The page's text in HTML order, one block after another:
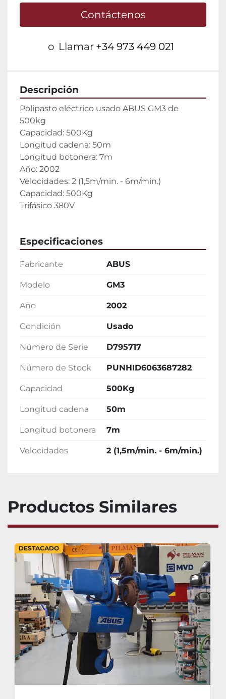
Contáctenos
o Llamar +34 973 449 021
Descripción
Polipasto eléctrico usado ABUS GM3 de
500kg
Capacidad: 500Kg
Longitud cadena: 50m
Longitud botonera: 7m
Año: 2002
Velocidades: 2 (1,5m/min. - 6m/min.)
Capacidad: 500Kg
Trifásico 380V
Especificaciones
Fabricante ABUS
Modelo GM3
Año 2002
Condición Usado
Número de Serie D795717
Número de Stock PUNHID6063687282
Capacidad 500Kg
Longitud cadena 50m
Longitud botonera 7m
Velocidades 2 (1,5m/min. - 6m/min.)
Productos Similares
DESTACADO